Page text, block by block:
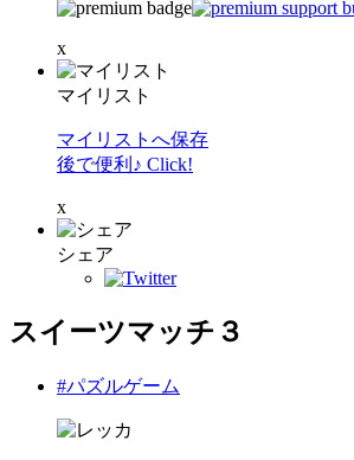
x
マイリスト
マイリストへ保存
後で便利♪ Click!
x
シェア
スイーツマッチ３
#パズルゲーム